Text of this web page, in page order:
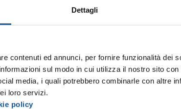
Dettagli
contenuti ed annunci, per fornire funzionalità dei
sul modo in cui utilizza il nostro sito
media, i quali potrebbero combinarle con altre
loro servizi.
policy
Sotgia alle fermate del bus, in viaggio